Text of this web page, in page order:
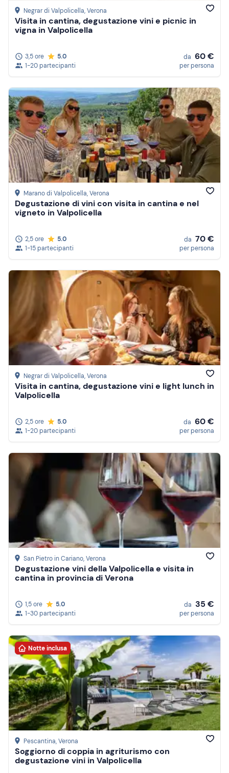
Negrar di Valpolicella, Verona
Visita in cantina, degustazione vini e picnic in
vigna in Valpolicella
3,5 ore
5.0
1-20 partecipanti
da 60 €
per persona
Marano di Valpolicella, Verona
Degustazione di vini con visita in cantina e nel
vigneto in Valpolicella
2,5 ore
5.0
1-15 partecipanti
da 70 €
per persona
Negrar di Valpolicella, Verona
Visita in cantina, degustazione vini e light lunch in
Valpolicella
2,5 ore
5.0
1-20 partecipanti
da 60 €
per persona
San Pietro in Cariano, Verona
Degustazione vini della Valpolicella e visita in
cantina in provincia di Verona
1,5 ore
5.0
1-30 partecipanti
da 35 €
per persona
Notte inclusa
Pescantina, Verona
Soggiorno di coppia in agriturismo con
degustazione vini in Valpolicella